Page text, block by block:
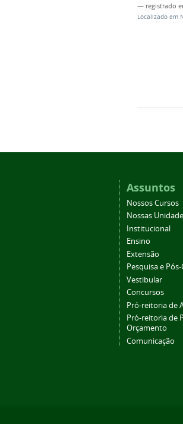
— registrado
Localizado em
Assuntos
Nossos Cursos
Nossas
Institucional
Ensino
Extensão
Pesquisa e
Vestibular
Concursos
Pró-reitoria de
Pró-reitoria de
Orçamento
Comunicação